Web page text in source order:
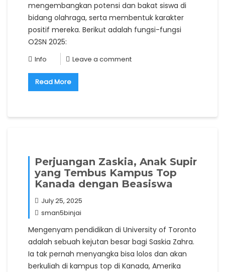
mengembangkan potensi dan bakat siswa di
bidang olahraga, serta membentuk karakter
positif mereka. Berikut adalah fungsi-fungsi
O2SN 2025:
Info Leave a comment
Read More
Perjuangan Zaskia, Anak Supir
yang Tembus Kampus Top
Kanada dengan Beasiswa
July 25, 2025
sman5binjai
Mengenyam pendidikan di University of Toronto
adalah sebuah kejutan besar bagi Saskia Zahra.
Ia tak pernah menyangka bisa lolos dan akan
berkuliah di kampus top di Kanada, Amerika